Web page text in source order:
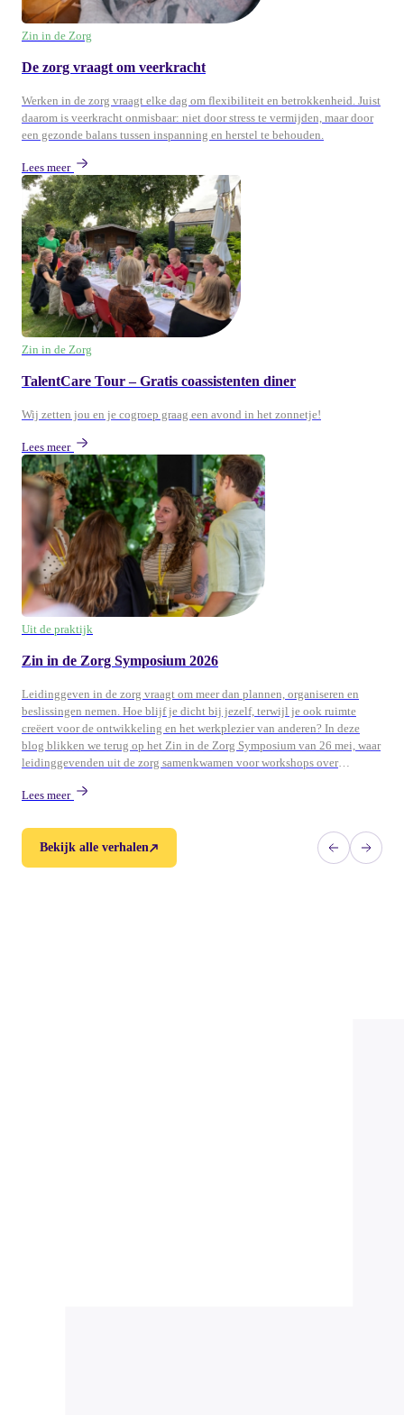
Zin in de Zorg
De zorg vraagt om veerkracht
Werken in de zorg vraagt elke dag om flexibiliteit en betrokkenheid. Juist
daarom is veerkracht onmisbaar: niet door stress te vermijden, maar door
een gezonde balans tussen inspanning en herstel te behouden.
Lees meer
Zin in de Zorg
TalentCare Tour – Gratis coassistenten diner
Wij zetten jou en je cogroep graag een avond in het zonnetje!
Lees meer
Uit de praktijk
Zin in de Zorg Symposium 2026
Leidinggeven in de zorg vraagt om meer dan plannen, organiseren en
beslissingen nemen. Hoe blijf je dicht bij jezelf, terwijl je ook ruimte
creëert voor de ontwikkeling en het werkplezier van anderen? In deze
blog blikken we terug op het Zin in de Zorg Symposium van 26 mei, waar
leidinggevenden uit de zorg samenkwamen voor workshops over
Lees meer
Bekijk alle verhalen